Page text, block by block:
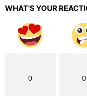
WHAT'S YOUR
0 0